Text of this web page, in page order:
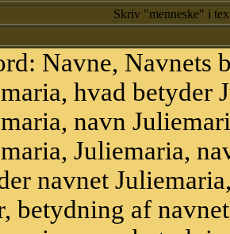
Skriv "menneske" i
Navne, Navnets
hvad betyder
navn
Juliemaria,
navnet
betydning af